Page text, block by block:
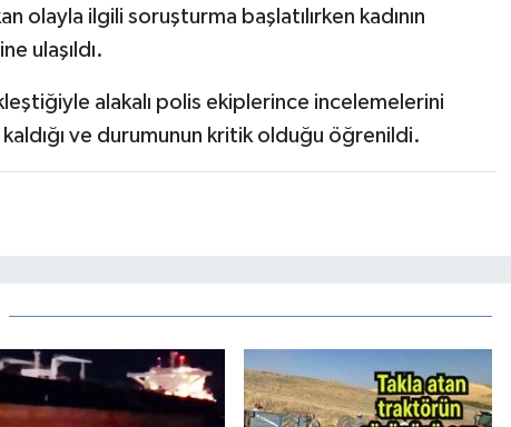
olayla ilgili soruşturma başlatılırken kadının
ulaşıldı.
alakalı polis ekiplerince incelemelerini
ve durumunun kritik olduğu öğrenildi.